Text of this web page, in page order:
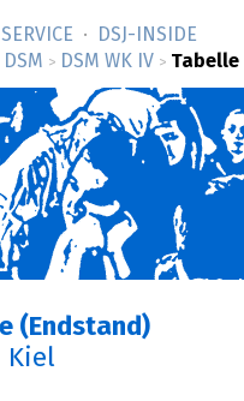
SERVICE
DSJ-­INSIDE
DSM > DSM WK IV > Tabelle
(Endstand)
Kiel